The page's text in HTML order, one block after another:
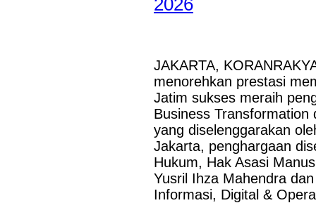
Perkuat Sinergi Antar KUB, Kinerja
SURABAYA,KORANRAKYAT.COM,- 29 Juli 2026. PT
Tbk (Bank Jatim) terus memperkuat perannya sebagai
(KUB) melalui berbagai sinergi strategis bersama bank
Langkah tersebut merupakan wujud...
JAKARTA,
menorehkan prestasi
Jatim sukses meraih
Business Transformation
yang diselenggarakan
Jakarta, penghargaan
Hukum, Hak Asasi
Yusril Ihza Mahendra
Informasi, Digital &